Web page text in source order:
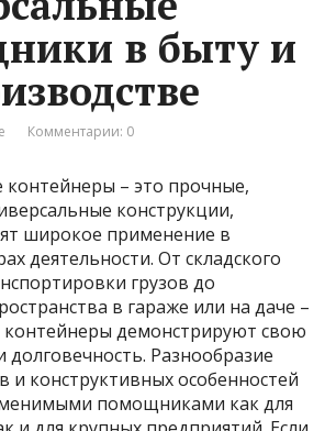
в быту и
Комментарии: 0
контейнеры – это прочные,
конструкции,
широкое применение в
деятельности. От складского
грузов до
в гараже или на даче –
контейнеры демонстрируют свою
долговечность. Разнообразие
и конструктивных особенностей
помощниками как для